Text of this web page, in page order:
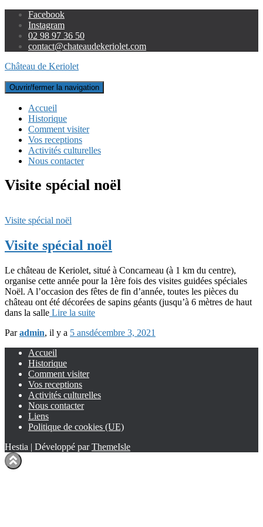
Facebook
Instagram
02 98 97 36 50
contact@chateaudekeriolet.com
Château de Keriolet
Ouvrir/fermer la navigation
Accueil
Historique
Comment visiter
Vos receptions
Activités culturelles
Nous contacter
Visite spécial noël
Visite spécial noël
Visite spécial noël
Le château de Keriolet, situé à Concarneau (à 1 km du centre),
organise cette année pour la 1ère fois des visites guidées spéciales
Noël. A l’occasion des fêtes de fin d’année, toutes les pièces du
château ont été décorées de sapins géants (jusqu’à 6 mètres de haut
dans la salle Lire la suite
Paradmin, il y a 5 ansdécembre 3, 2021
Accueil
Historique
Comment visiter
Vos receptions
Activités culturelles
Nous contacter
Liens
Politique de cookies (UE)
Hestia | Développé parThemeIsle